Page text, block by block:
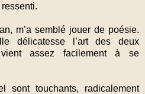
m’a semblé jouer de poésie.
délicatesse l’art des deux
assez facilement à se
sont touchants, radicalement